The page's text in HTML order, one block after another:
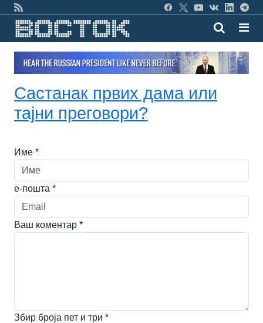
Састанак првих дама или
тајни преговори?
Име *
е-пошта *
Ваш коментар *
Збир броја пет и три *